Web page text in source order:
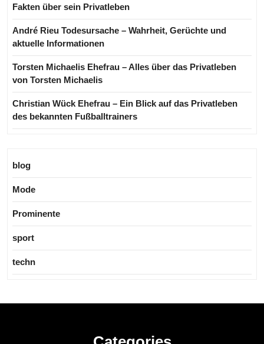
Fakten über sein Privatleben
André Rieu Todesursache – Wahrheit, Gerüchte und
aktuelle Informationen
Torsten Michaelis Ehefrau – Alles über das Privatleben
von Torsten Michaelis
Christian Wück Ehefrau – Ein Blick auf das Privatleben
des bekannten Fußballtrainers
blog
Mode
Prominente
sport
techn